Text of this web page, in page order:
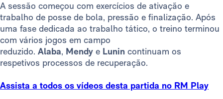
A sessão começou com exercícios de ativação e
trabalho de posse de bola, pressão e finalização. Após
uma fase dedicada ao trabalho tático, o treino terminou
com vários jogos em campo
reduzido. Alaba, Mendy e Lunin continuam os
respetivos processos de recuperação.
Assista a todos os vídeos desta partida no RM Play